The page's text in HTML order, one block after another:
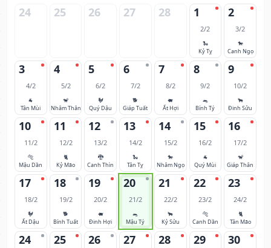
24 25 26 27 28 1
2/2
🐍
Kỷ Tỵ
2
3/2
🐎
Canh Ngọ
3
4/2
🐐
Tân Mùi
4
5/2
🐒
Nhâm Thân
5
6/2
🐓
Quý Dậu
6
7/2
🐕
Giáp Tuất
7
8/2
🐖
Ất Hợi
8
9/2
🐀
Bính Tý
9
10/2
🐂
Đinh Sửu
10
11/2
🐅
Mậu Dần
11
12/2
🐈
Kỷ Mão
12
13/2
🐉
Canh Thìn
13
14/2
🐍
Tân Tỵ
14
15/2
🐎
Nhâm Ngọ
15
16/2
🐐
Quý Mùi
16
17/2
🐒
Giáp Thân
17
18/2
🐓
Ất Dậu
18
19/2
🐕
Bính Tuất
19
20/2
🐖
Đinh Hợi
20
21/2
🐀
Mậu Tý
21
22/2
🐂
Kỷ Sửu
22
23/2
🐅
Canh Dần
23
24/2
🐈
Tân Mão
24 25 26 27 28 29 30